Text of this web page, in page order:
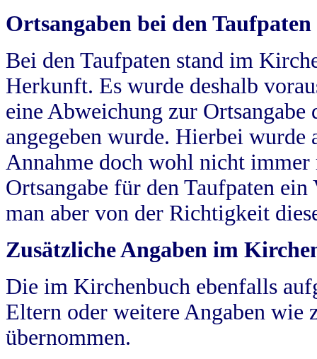
Ortsangaben bei den Taufpaten
Bei den Taufpaten stand im
Herkunft. Es wurde deshalb
eine Abweichung zur
angegeben wurde. Hierbei wurde
Annahme doch wohl nicht
Ortsangabe für den Taufpaten
man aber von der Richtigkeit
Zusätzliche Angaben im
Die im Kirchenbuch ebenfalls
Eltern oder weitere Angaben wie
übernommen.